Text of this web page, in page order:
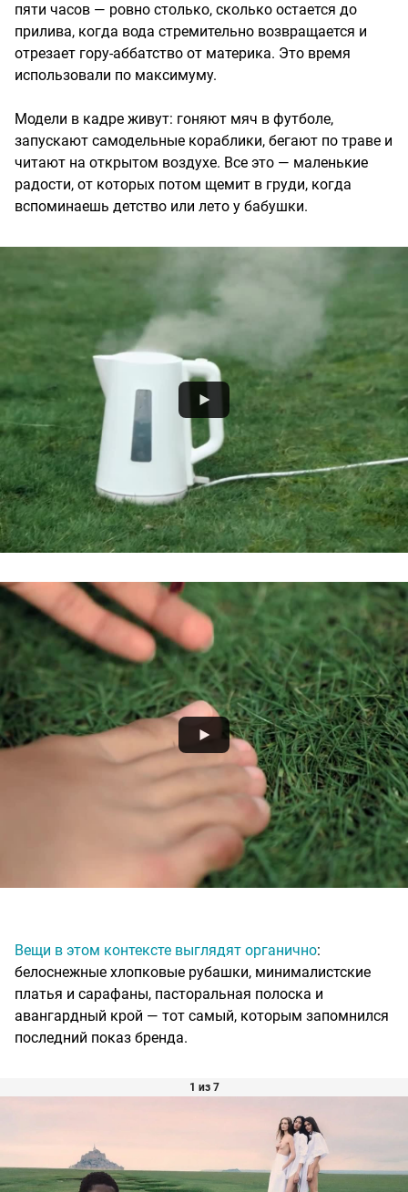
пяти часов — ровно столько, сколько остается до
прилива, когда вода стремительно возвращается и
отрезает гору-аббатство от материка. Это время
использовали по максимуму.
Модели в кадре живут: гоняют мяч в футболе,
запускают самодельные кораблики, бегают по траве и
читают на открытом воздухе. Все это — маленькие
радости, от которых потом щемит в груди, когда
вспоминаешь детство или лето у бабушки.
Вещи в этом контексте выглядят органично:
белоснежные хлопковые рубашки, минималистские
платья и сарафаны, пасторальная полоска и
авангардный крой — тот самый, которым запомнился
последний показ бренда.​​​​​​​​​​​​​​​​
1 из 7